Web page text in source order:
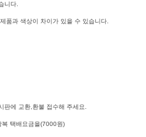
니다.
품과 색상이 차이가 있을 수 있습니다.
에 교환,환불 접수해 주세요.
택배요금을(7000원)